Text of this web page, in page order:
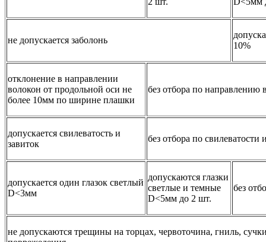
не допускается заболонь
10%
отклонение в направлении
волокон от продольной оси не
более 10мм по ширине плашки
без отбора по направлению
допускается свилеватость и
завиток
без отбора по свилеватости
допускается один глазок светлый
D<3мм
допускаются глазки
светлые и темные
D<5мм до 2 шт.
без
не допускаются трещины на торцах, червоточина, гниль,